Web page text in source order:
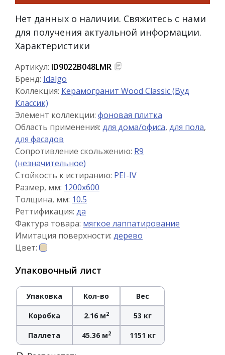
Нет данных о наличии. Свяжитесь с нами
для получения актуальной информации.
Характеристики
Артикул: ID9022B048LMR
Бренд: Idalgo
Коллекция: Керамогранит Wood Classic (Вуд
Классик)
Элемент коллекции: фоновая плитка
Область применения: для дома/офиса, для пола,
для фасадов
Сопротивление скольжению: R9
(незначительное)
Стойкость к истиранию: PEI-IV
Размер, мм: 1200x600
Толщина, мм: 10.5
Реттификация: да
Фактура товара: мягкое лаппатирование
Имитация поверхности: дерево
Цвет:
Упаковочный лист
Упаковка Кол-во Вес
Коробка 2.16 м2 53 кг
Паллета 45.36 м2 1151 кг